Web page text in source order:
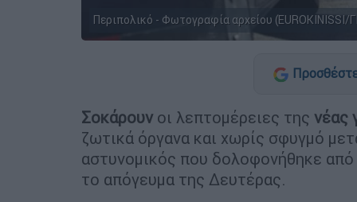
Περιπολικό - Φωτογραφία αρχείου
Σοκάρουν οι λεπτομέρειες της νέας
ζωτικά όργανα και χωρίς σφυγμό
αστυνομικός που δολοφονήθηκε
το απόγευμα της Δευτέρας.